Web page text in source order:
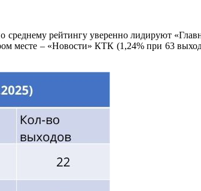
среднему рейтингу уверенно лидируют
месте – «Новости» КТК (1,24% при 63